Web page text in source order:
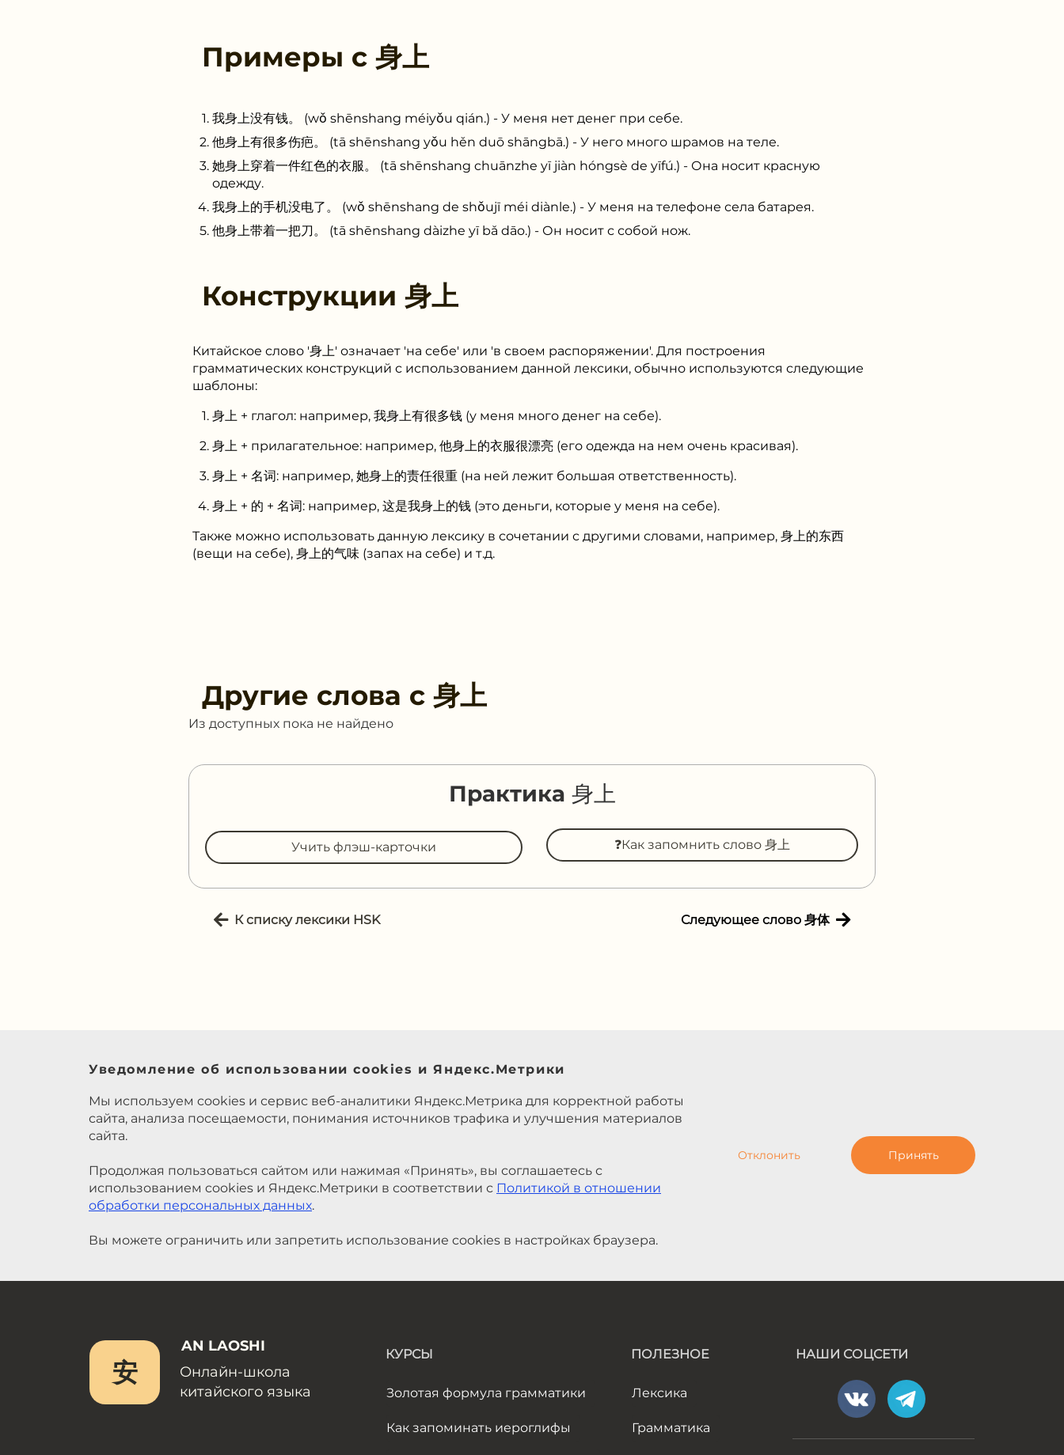
Примеры с 身上
我身上没有钱。 (wǒ shēnshang méiyǒu qián.) - У меня нет денег при себе.
他身上有很多伤疤。 (tā shēnshang yǒu hěn duō shāngbā.) - У него много шрамов на теле.
她身上穿着一件红色的衣服。 (tā shēnshang chuānzhe yī jiàn hóngsè de yīfú.) - Она носит красную
одежду.
我身上的手机没电了。 (wǒ shēnshang de shǒujī méi diànle.) - У меня на телефоне села батарея.
他身上带着一把刀。 (tā shēnshang dàizhe yī bǎ dāo.) - Он носит с собой нож.
Конструкции 身上
Китайское слово '身上' означает 'на себе' или 'в своем распоряжении'. Для построения
грамматических конструкций с использованием данной лексики, обычно используются следующие
шаблоны:
身上 + глагол: например, 我身上有很多钱 (у меня много денег на себе).
身上 + прилагательное: например, 他身上的衣服很漂亮 (его одежда на нем очень красивая).
身上 + 名词: например, 她身上的责任很重 (на ней лежит большая ответственность).
身上 + 的 + 名词: например, 这是我身上的钱 (это деньги, которые у меня на себе).
Также можно использовать данную лексику в сочетании с другими словами, например, 身上的东西
(вещи на себе), 身上的气味 (запах на себе) и т.д.
Другие слова с 身上
Из доступных пока не найдено
Практика 身上
Учить флэш-карточки ❓Как запомнить слово 身上
К списку лексики HSK Следующее слово 身体
Уведомление об использовании cookies и Яндекс.Метрики
Мы используем cookies и сервис веб-аналитики Яндекс.Метрика для корректной работы
сайта, анализа посещаемости, понимания источников трафика и улучшения материалов
сайта.
Продолжая пользоваться сайтом или нажимая «Принять», вы соглашаетесь с
использованием cookies и Яндекс.Метрики в соответствии с Политикой в отношении
обработки персональных данных.
Вы можете ограничить или запретить использование cookies в настройках браузера.
Отклонить Принять
安
AN LAOSHI
Онлайн-школа
китайского языка
КУРСЫ
Золотая формула грамматики
Как запоминать иероглифы
ПОЛЕЗНОЕ
Лексика
Грамматика
НАШИ СОЦСЕТИ